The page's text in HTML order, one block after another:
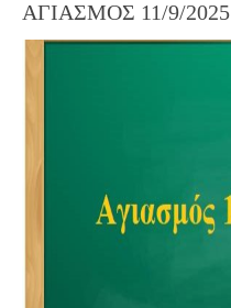
ΑΓΙΑΣΜΟΣ 11/9/2025